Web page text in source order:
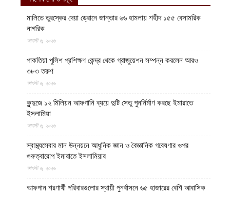
মালিতে তুরস্কের দেয়া ড্রোনে জান্তার ৬৬ হামলায় শহীদ ১৫৫ বেসামরিক
নাগরিক
আগস্ট ৬, ২০২৬
পাকতিয়া পুলিশ প্রশিক্ষণ কেন্দ্র থেকে গ্রাজুয়েশন সম্পন্ন করলেন আরও
৩৮৩ তরুণ
আগস্ট ৬, ২০২৬
কুন্দুজে ১২ মিলিয়ন আফগানি ব্যয়ে দুটি সেতু পুনর্নির্মাণ করছে ইমারাতে
ইসলামিয়া
আগস্ট ৬, ২০২৬
স্বাস্থ্যসেবার মান উন্নয়নে আধুনিক জ্ঞান ও বৈজ্ঞানিক গবেষণার ওপর
গুরুত্বারোপ ইমারাতে ইসলামিয়ার
আগস্ট ৬, ২০২৬
আফগান শরণার্থী পরিবারগুলোর স্থায়ী পুনর্বাসনে ৬৫ হাজারের বেশি আবাসিক